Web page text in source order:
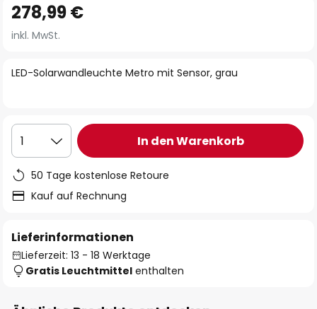
Anfang
der
springen
LED-Solarwandleuchte Metro mit Sensor, grau
278,99 €
inkl. MwSt.
1 In den Warenkorb
50 Tage kostenlose Retoure
Kauf auf Rechnung
Lieferinformationen
Lieferzeit: 13 - 18 Werktage
Gratis Leuchtmittel enthalten